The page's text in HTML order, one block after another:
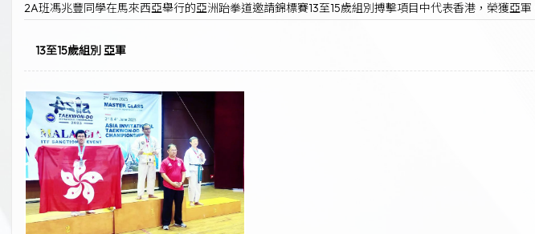
2A班馮兆豐同學在馬來西亞舉行的亞洲跆拳道邀請錦標賽13至15歲組別搏擊項目中代表香港，榮獲亞軍
13至15歲組別 亞軍